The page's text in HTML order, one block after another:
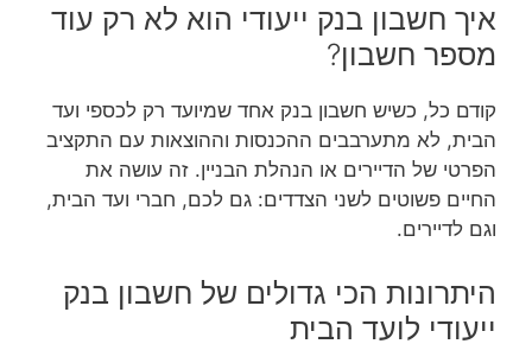
איך חשבון בנק ייעודי הוא לא רק עוד
מספר חשבון?
קודם כל, כשיש חשבון בנק אחד שמיועד רק לכספי ועד
הבית, לא מתערבבים ההכנסות וההוצאות עם התקציב
הפרטי של הדיירים או הנהלת הבניין. זה עושה את
החיים פשוטים לשני הצדדים: גם לכם, חברי ועד הבית,
וגם לדיירים.
היתרונות הכי גדולים של חשבון בנק
ייעודי לועד הבית